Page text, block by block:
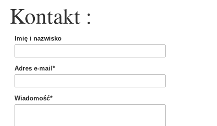
Kontakt :
Imię i nazwisko
Adres e-mail *
Wiadomość*